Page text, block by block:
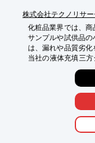
株式会社テクノリサー
化粧品業界では、商
サンプルや試供品
は、漏れや品質劣化
当社の液体充填三
ながら連続で三方
【活用シーン】
・化粧品サンプル、
・美容液、ローシ
・トラベルセットの